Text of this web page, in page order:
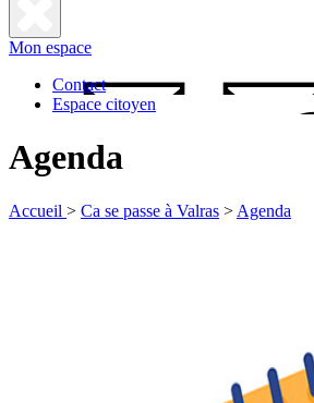
Fermer
la
Mon espace
Contact
Espace citoyen
Agenda
Accueil > Ca se passe à Valras > Agenda